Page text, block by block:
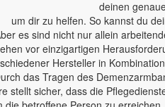
deinen
um dir zu helfen. So kannst du
es sind nicht nur allein
vor einzigartigen
Hersteller in
das Tragen des
stellt sicher, dass die